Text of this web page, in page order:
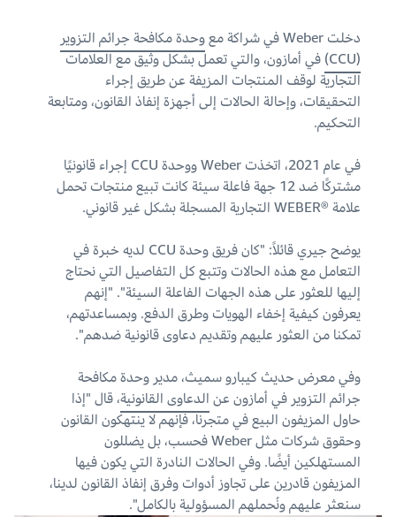
دخلت Weber في شراكة مع
وحدة مكافحة جرائم التزوير
(CCU)
في أمازون، والتي تعمل بشكل وثيق مع العلامات
التجارية لوقف المنتجات المزيفة عن طريق إجراء
التحقيقات، وإحالة الحالات إلى أجهزة إنفاذ القانون، ومتابعة
التحكيم.
في عام 2021، اتخذت Weber ووحدة CCU إجراء قانونيًا
مشتركًا ضد 12 جهة فاعلة سيئة كانت تبيع منتجات تحمل
علامة WEBER®‎ التجارية المسجلة بشكل غير قانوني.
يوضح جيري قائلاً: "كان فريق وحدة CCU لديه خبرة في
التعامل مع هذه الحالات وتتبع كل التفاصيل التي نحتاج
إليها للعثور على هذه الجهات الفاعلة السيئة". "إنهم
يعرفون كيفية إخفاء الهويات وطرق الدفع. وبمساعدتهم،
تمكنا من العثور عليهم وتقديم دعاوى قانونية ضدهم".
وفي معرض حديث كيبارو سميث، مدير وحدة مكافحة
جرائم التزوير في أمازون عن الدعاوى القانونية، قال "إذا
حاول المزيفون البيع في متجرنا، فإنهم لا ينتهكون القانون
وحقوق شركات مثل Weber فحسب، بل يضللون
المستهلكين أيضًا. وفي الحالات النادرة التي يكون فيها
المزيفون قادرين على تجاوز أدوات وفرق إنفاذ القانون لدينا،
سنعثر عليهم ونُحملهم المسؤولية بالكامل".